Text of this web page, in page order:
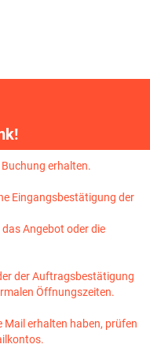
erhalten.
Eingangsbestätigung der
Angebot oder die
der Auftragsbestätigung
Öffnungszeiten.
Mail erhalten haben, prüfen